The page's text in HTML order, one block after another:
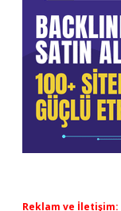
Reklam ve İletişim: